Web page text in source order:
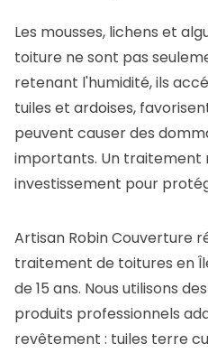
Les mousses, lichens et
toiture ne sont pas
retenant l'humidité, ils
tuiles et ardoises,
peuvent causer des
importants. Un traitement
investissement pour
Artisan Robin Couverture
traitement de toitures en
de 15 ans. Nous utilisons
produits professionnels
revêtement : tuiles terre